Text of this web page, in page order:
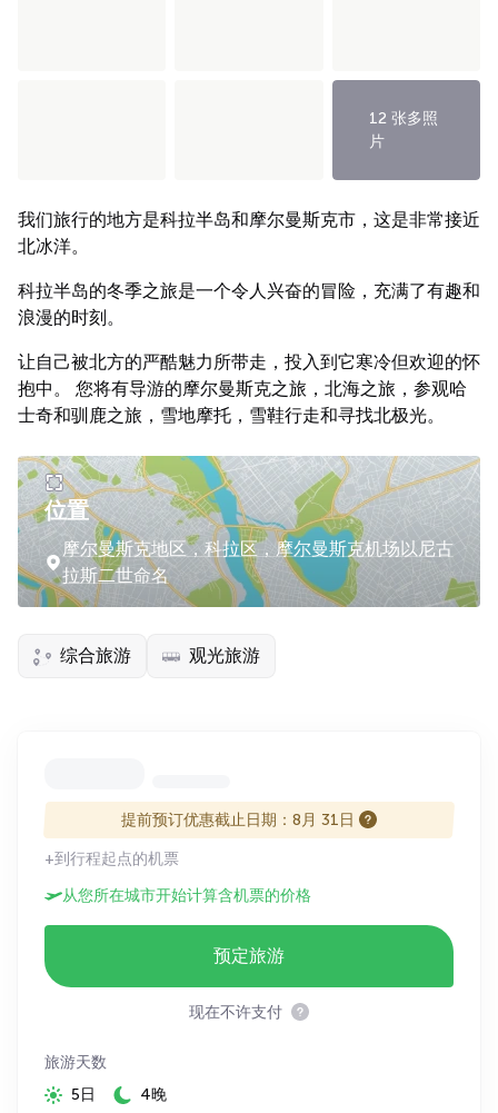
12 张多照
片
我们旅行的地方是科拉半岛和摩尔曼斯克市，这是非常接近
北冰洋。
科拉半岛的冬季之旅是一个令人兴奋的冒险，充满了有趣和
浪漫的时刻。
让自己被北方的严酷魅力所带走，投入到它寒冷但欢迎的怀
抱中。 您将有导游的摩尔曼斯克之旅，北海之旅，参观哈
士奇和驯鹿之旅，雪地摩托，雪鞋行走和寻找北极光。
位置
摩尔曼斯克地区，科拉区，摩尔曼斯克机场以尼古
拉斯二世命名
综合旅游 观光旅游
提前预订优惠截止日期：8月 31日
+到行程起点的机票
从您所在城市开始计算含机票的价格
预定旅游
现在不许支付
旅游天数
5日
4晚